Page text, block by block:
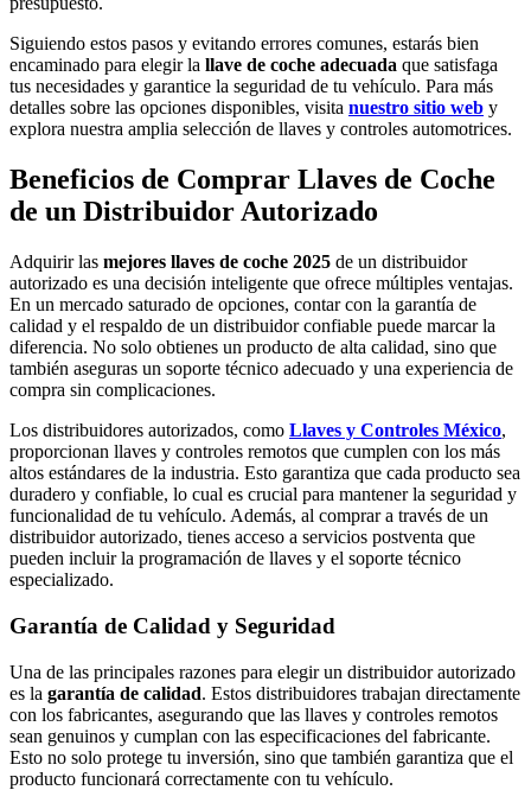
Siguiendo estos pasos y evitando errores comunes, estarás bien
encaminado para elegir la llave de coche adecuada que satisfaga
tus necesidades y garantice la seguridad de tu vehículo. Para más
detalles sobre las opciones disponibles, visita nuestro sitio web y
explora nuestra amplia selección de llaves y controles automotrices.
Beneficios de Comprar Llaves de Coche
de un Distribuidor Autorizado
Adquirir las mejores llaves de coche 2025 de un distribuidor
autorizado es una decisión inteligente que ofrece múltiples ventajas.
En un mercado saturado de opciones, contar con la garantía de
calidad y el respaldo de un distribuidor confiable puede marcar la
diferencia. No solo obtienes un producto de alta calidad, sino que
también aseguras un soporte técnico adecuado y una experiencia de
compra sin complicaciones.
Los distribuidores autorizados, como Llaves y Controles México,
proporcionan llaves y controles remotos que cumplen con los más
altos estándares de la industria. Esto garantiza que cada producto sea
duradero y confiable, lo cual es crucial para mantener la seguridad y
funcionalidad de tu vehículo. Además, al comprar a través de un
distribuidor autorizado, tienes acceso a servicios postventa que
pueden incluir la programación de llaves y el soporte técnico
especializado.
Garantía de Calidad y Seguridad
Una de las principales razones para elegir un distribuidor autorizado
es la garantía de calidad. Estos distribuidores trabajan directamente
con los fabricantes, asegurando que las llaves y controles remotos
sean genuinos y cumplan con las especificaciones del fabricante.
Esto no solo protege tu inversión, sino que también garantiza que el
producto funcionará correctamente con tu vehículo.